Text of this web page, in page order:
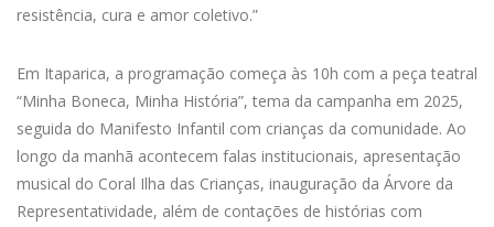
resistência, cura e amor coletivo.”
Em Itaparica, a programação começa às 10h com a peça teatral
“Minha Boneca, Minha História”, tema da campanha em 2025,
seguida do Manifesto Infantil com crianças da comunidade. Ao
longo da manhã acontecem falas institucionais, apresentação
musical do Coral Ilha das Crianças, inauguração da Árvore da
Representatividade, além de contações de histórias com